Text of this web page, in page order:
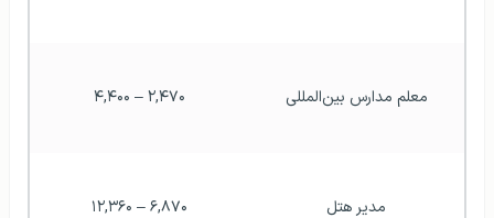
معلم مدارس بین‌المللی ۲,۴۷۰ – ۴,۴۰۰
مدیر هتل ۶,۸۷۰ – ۱۲,۳۶۰